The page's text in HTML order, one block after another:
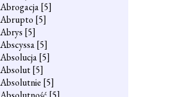
Abrogacja[5]
Abrupto [5]
Abrys [5]
Abscyssa[5]
Absolucja[5]
Absolut[5]
Absolutnie [5]